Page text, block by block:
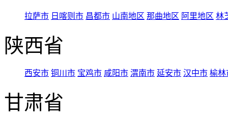
拉萨市 日喀则市 昌都市 山南地区 那曲地区 阿里地区 林
陕西省
西安市 铜川市 宝鸡市 咸阳市 渭南市 延安市 汉中市 榆林
甘肃省